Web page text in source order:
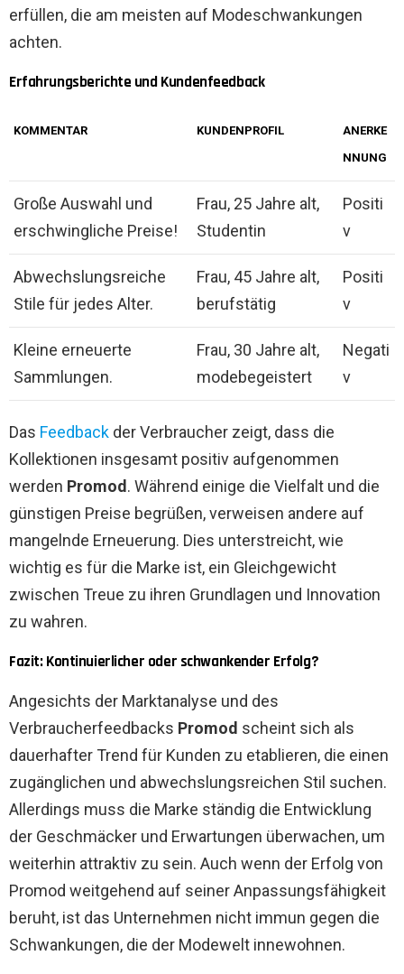
erfüllen, die am meisten auf Modeschwankungen
achten.
Erfahrungsberichte und Kundenfeedback
KOMMENTAR KUNDENPROFIL
ANERKE
NNUNG
Große Auswahl und
erschwingliche Preise!
Frau, 25 Jahre alt,
Studentin
Positi
v
Abwechslungsreiche
Stile für jedes Alter.
Frau, 45 Jahre alt,
berufstätig
Positi
v
Kleine erneuerte
Sammlungen.
Frau, 30 Jahre alt,
modebegeistert
Negati
v
Das Feedback der Verbraucher zeigt, dass die
Kollektionen insgesamt positiv aufgenommen
werden Promod. Während einige die Vielfalt und die
günstigen Preise begrüßen, verweisen andere auf
mangelnde Erneuerung. Dies unterstreicht, wie
wichtig es für die Marke ist, ein Gleichgewicht
zwischen Treue zu ihren Grundlagen und Innovation
zu wahren.
Fazit: Kontinuierlicher oder schwankender Erfolg?
Angesichts der Marktanalyse und des
Verbraucherfeedbacks Promod scheint sich als
dauerhafter Trend für Kunden zu etablieren, die einen
zugänglichen und abwechslungsreichen Stil suchen.
Allerdings muss die Marke ständig die Entwicklung
der Geschmäcker und Erwartungen überwachen, um
weiterhin attraktiv zu sein. Auch wenn der Erfolg von
Promod weitgehend auf seiner Anpassungsfähigkeit
beruht, ist das Unternehmen nicht immun gegen die
Schwankungen, die der Modewelt innewohnen.